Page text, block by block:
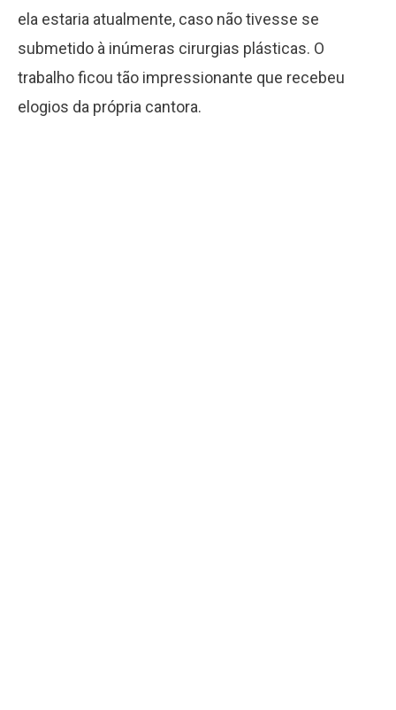
ela estaria atualmente, caso não tivesse se
submetido à inúmeras cirurgias plásticas. O
trabalho ficou tão impressionante que recebeu
elogios da própria cantora.